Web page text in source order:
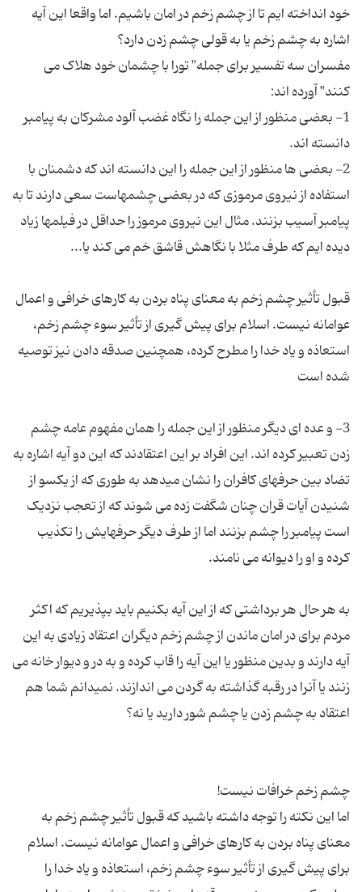
خود انداخته ایم تا از چشم زخم در امان باشیم. اما واقعا این آیه
مفسران سه تفسیر برای جمله" تورا با چشمان خود هلاک می
1- بعضی منظور از این جمله را نگاه غضب آلود مشرکان به پیامبر
2- بعضی ها منظور از این جمله را این دانسته اند که دشمنان با
استفاده از نیروی مرموزی که در بعضی چشمهاست سعی دارند تا به
پیامبر آسیب بزنند. مثال این نیروی مرموز را حداقل در فیلمها زیاد
قبول تأثیر چشم زخم به معنای پناه بردن به كارهای خرافی و اعمال
عوامانه نیست. اسلام برای پیش گیری از تأثیر سوء چشم زخم،
استعاذه و یاد خدا را مطرح كرده، همچنین صدقه دادن نیز توصیه
3- و عده ای دیگر منظور از این جمله را همان مفهوم عامه چشم
زدن تعبیر کرده اند. این افراد بر این اعتقادند که این دو آیه اشاره به
تضاد بین حرفهای کافران را نشان میدهد به طوری که از یکسو از
شنیدن آیات قران چنان شگفت زده می شوند که از تعجب نزدیک
است پیامبر را چشم بزنند اما از طرف دیگر حرفهایش را تکذیب
به هر حال هر برداشتی که از این آیه بکنیم باید بپذیریم که اکثر
مردم برای در امان ماندن از چشم زخم دیگران اعتقاد زیادی به این
آیه دارند و بدین منظور یا این آیه را قاب کرده و به در و دیوار خانه می
زنند یا آنرا در رقبه گذاشته به گردن می اندازند. نمیدانم شما هم
اما این نکته را توجه داشته باشید که قبول تأثیر چشم زخم به
معنای پناه بردن به كارهای خرافی و اعمال عوامانه نیست. اسلام
برای پیش گیری از تأثیر سوء چشم زخم، استعاذه و یاد خدا را